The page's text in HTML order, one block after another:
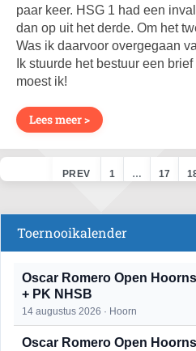
paar keer. HSG 1 had een
dan op uit het derde. Om het
Was ik daarvoor overgegaan
Ik stuurde het bestuur een
moest ik!
Lees meer >
PREV 1 … 17
Toernooikalender
Oscar Romero Open
+ PK NHSB
14 augustus 2026 · Hoorn
Oscar Romero Open